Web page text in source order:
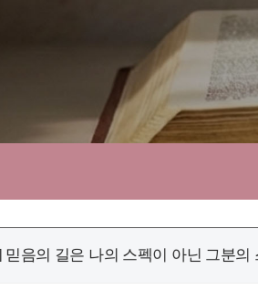
믿음의 길은 나의 스펙이 아닌 그분의